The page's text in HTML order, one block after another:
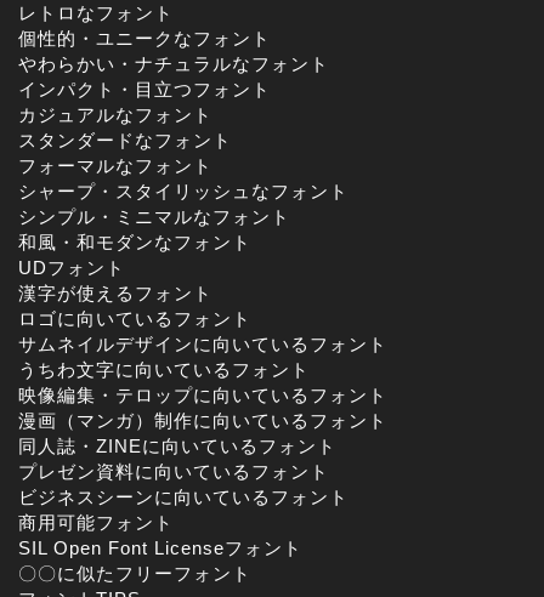
レトロなフォント
個性的・ユニークなフォント
やわらかい・ナチュラルなフォント
インパクト・目立つフォント
カジュアルなフォント
スタンダードなフォント
フォーマルなフォント
シャープ・スタイリッシュなフォント
シンプル・ミニマルなフォント
和風・和モダンなフォント
UDフォント
漢字が使えるフォント
ロゴに向いているフォント
サムネイルデザインに向いているフォント
うちわ文字に向いているフォント
映像編集・テロップに向いているフォント
漫画（マンガ）制作に向いているフォント
同人誌・ZINEに向いているフォント
プレゼン資料に向いているフォント
ビジネスシーンに向いているフォント
商用可能フォント
SIL Open Font Licenseフォント
〇〇に似たフリーフォント